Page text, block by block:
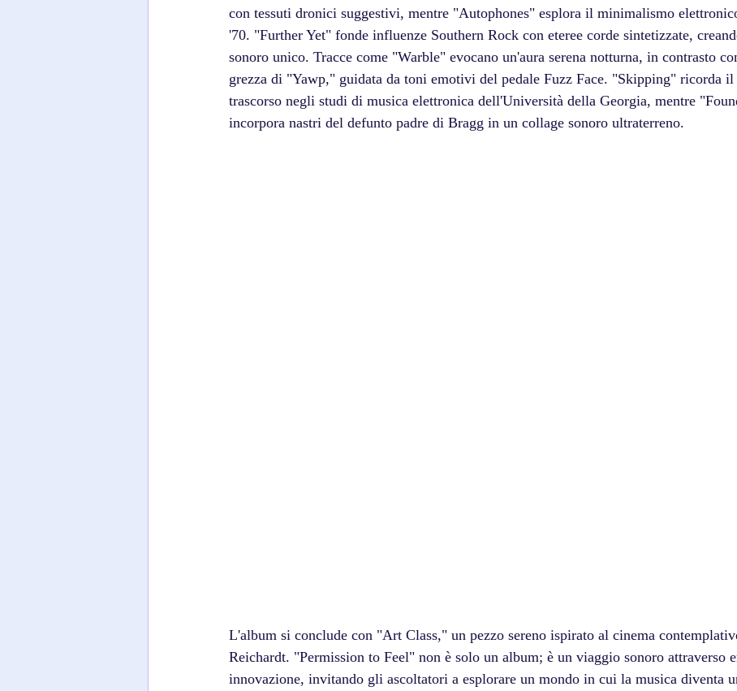
con tessuti dronici suggestivi, mentre "Autophones" esplora il minimalismo
'70. "Further Yet" fonde influenze Southern Rock con eteree corde sintetizzate,
sonoro unico. Tracce come "Warble" evocano un'aura serena notturna, in contrasto
grezza di "Yawp," guidata da toni emotivi del pedale Fuzz Face. "Skipping" ricorda il
trascorso negli studi di musica elettronica dell'Università della Georgia, mentre
incorpora nastri del defunto padre di Bragg in un collage sonoro ultraterreno.
L'album si conclude con "Art Class," un pezzo sereno ispirato al cinema
Reichardt. "Permission to Feel" non è solo un album; è un viaggio sonoro attraverso
innovazione, invitando gli ascoltatori a esplorare un mondo in cui la musica diventa